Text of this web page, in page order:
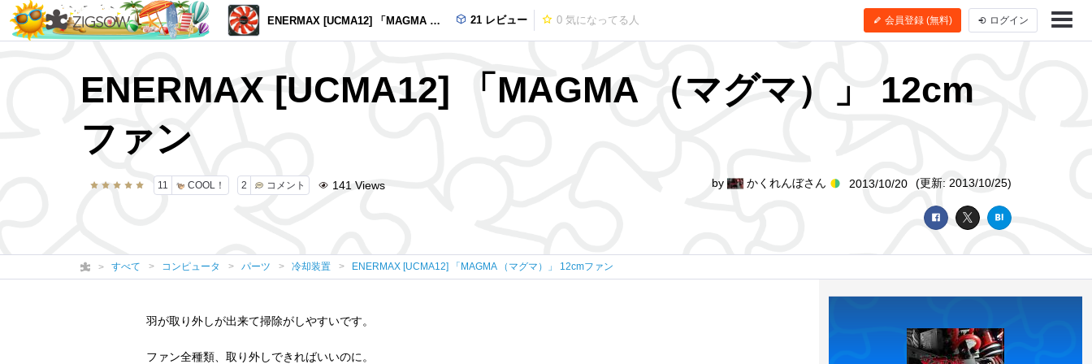
ENERMAX [UCMA12] 「MAGMA （マグマ）」 12cmファン 21 レビュー 0 気になってる人 会員登録 (無料) ログイン
ENERMAX [UCMA12] 「MAGMA （マグマ）」 12cm
ファン
11 COOL！ 2 コメント 141 Views by かくれんぼさん 2013/10/20 (更新: 2013/10/25)
すべて コンピュータ パーツ 冷却装置 ENERMAX [UCMA12] 「MAGMA （マグマ）」 12cmファン
羽が取り外しが出来て掃除がしやすいです。
ファン全種類、取り外しできればいいのに。